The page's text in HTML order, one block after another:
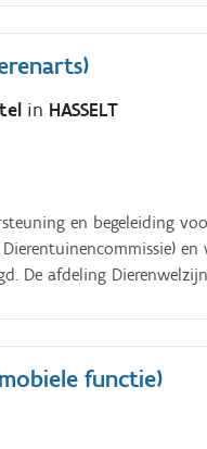
in HASSELT
en begeleiding
De afdeling
functie)